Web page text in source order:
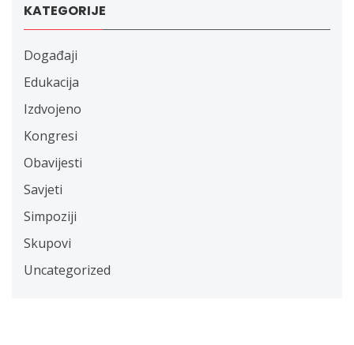
KATEGORIJE
Događaji
Edukacija
Izdvojeno
Kongresi
Obavijesti
Savjeti
Simpoziji
Skupovi
Uncategorized